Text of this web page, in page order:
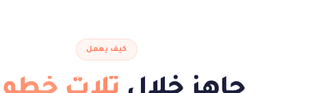
كيف يعمل